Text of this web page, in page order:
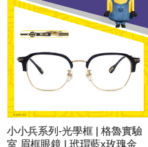
小小兵系列-光學框 | 格魯實驗
室 眉框眼鏡 | 玳瑁藍x玫瑰金